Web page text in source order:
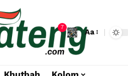
7
Aa